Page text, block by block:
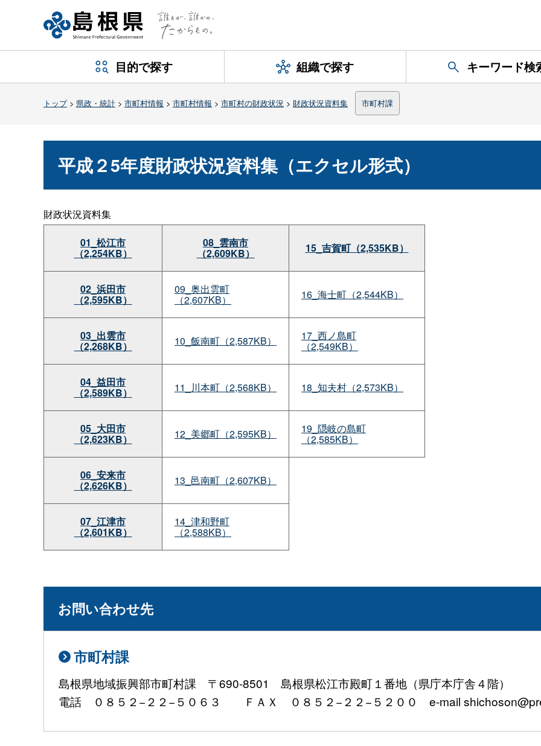
目的で探す 組織で探す キーワード検
トップ> 県政・統計 > 市町村情報 > 市町村情報 > 市町村の財政状況 > 財政状況資料集 市町村課
平成２5年度財政状況資料集（エクセル形式）
財政状況資料集
01_松江市
（2,254KB）
08_雲南市
（2,609KB） 15_吉賀町（2,535KB）
02_浜田市
（2,595KB）
09_奥出雲町
（2,607KB） 16_海士町（2,544KB）
03_出雲市
（2,268KB） 10_飯南町（2,587KB） 17_西ノ島町
（2,549KB）
04_益田市
（2,589KB） 11_川本町（2,568KB） 18_知夫村（2,573KB）
05_大田市
（2,623KB） 12_美郷町（2,595KB） 19_隠岐の島町
（2,585KB）
06_安来市
（2,626KB） 13_邑南町（2,607KB）
07_江津市
（2,601KB）
14_津和野町
（2,588KB）
お問い合わせ先
市町村課
島根県地域振興部市町村課 〒690-8501 島根県松江市殿町１番地（県庁本庁舎４階）
電話 ０８５２−２２−５０６３ ＦＡＸ ０８５２−２２−５２００ e-mail